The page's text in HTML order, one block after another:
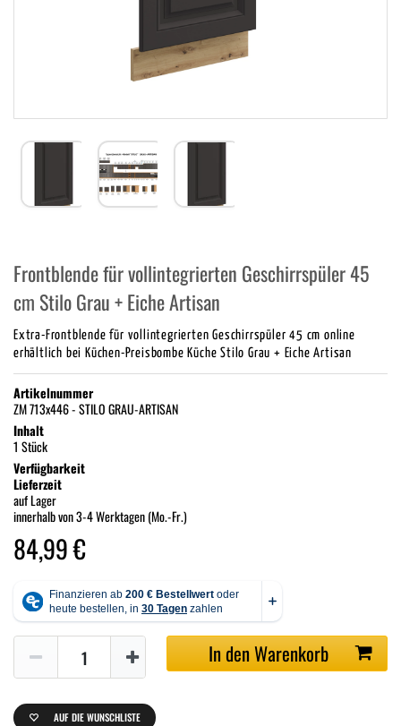
Frontblende für vollintegrierten Geschirrspüler 45
cm Stilo Grau + Eiche Artisan
Extra-Frontblende für vollintegrierten Geschirrspüler 45 cm online
erhältlich bei Küchen-Preisbombe Küche Stilo Grau + Eiche Artisan
Artikelnummer
ZM 713x446 - STILO GRAU-ARTISAN
Inhalt
1 Stück
Verfügbarkeit
Lieferzeit
auf Lager
innerhalb von 3-4 Werktagen (Mo.-Fr.)
84,99 €
In den Warenkorb
AUF DIE WUNSCHLISTE